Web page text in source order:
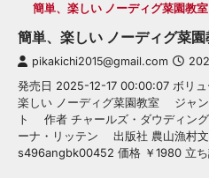
簡単、楽しい ノーディグ菜園教室
簡単、楽しい ノーディグ菜園
pikakichi2015@gmail.com
発売日 2025-12-17 00:00:07 ボリュ
楽しい ノーディグ菜園教室 ジャ
ト 作者 チャールズ・ダウディン
ーナ・リッテン 出版社 農山漁村
s496angbk00452 価格 ￥1980 立